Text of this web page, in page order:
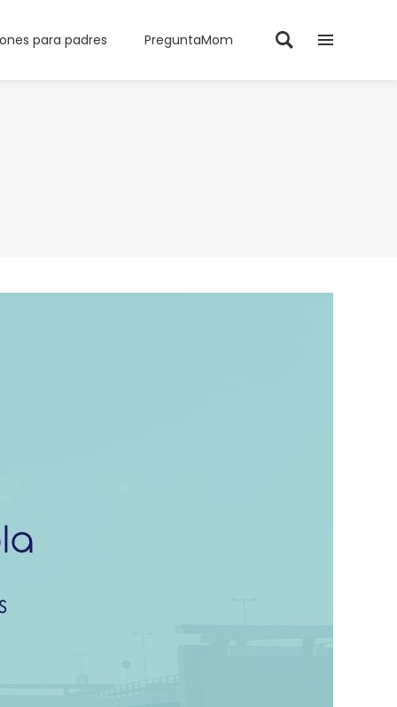
para padres PreguntaMom